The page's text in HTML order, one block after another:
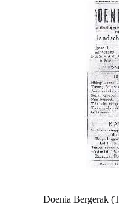
Doenia Bergerak